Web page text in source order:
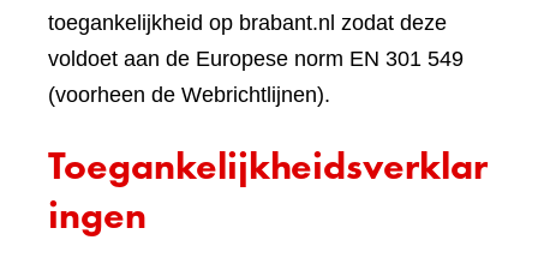
toegankelijkheid op brabant.nl zodat deze
voldoet aan de Europese norm EN 301 549
(voorheen de Webrichtlijnen).
Toegankelijkheidsverklar
ingen